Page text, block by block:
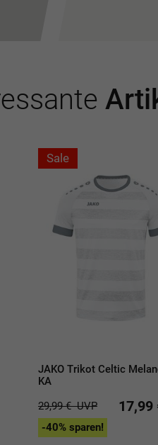
Sale
JAKO Trikot Celtic
KA
29,99 €UVP 17,99
-40% sparen!